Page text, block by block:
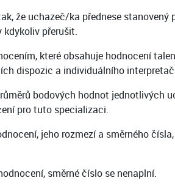
že uchazeč/ka přednese
kdykoliv přerušit.
které obsahuje hodnocení
dispozic a individuálního
bodových hodnot
pro tuto specializaci.
jeho rozmezí a směrného
směrné číslo se nenaplní.